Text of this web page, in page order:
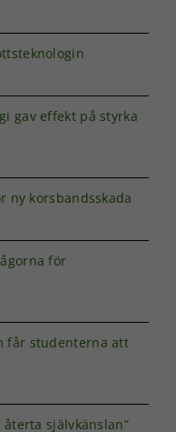
gav effekt på styrka
ny korsbandsskada
för
får studenterna att
självkänslan”